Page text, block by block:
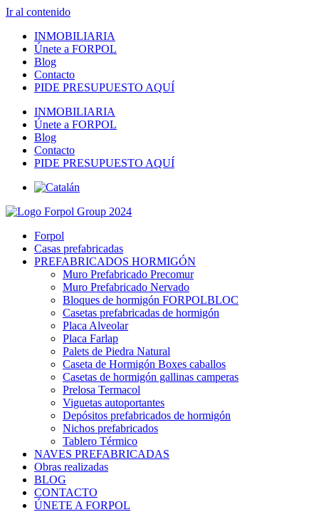
Ir al contenido
INMOBILIARIA
Únete a FORPOL
Blog
Contacto
PIDE PRESUPUESTO AQUÍ
INMOBILIARIA
Únete a FORPOL
Blog
Contacto
PIDE PRESUPUESTO AQUÍ
Forpol
Casas prefabricadas
PREFABRICADOS HORMIGÓN
Muro Prefabricado Precomur
Muro Prefabricado Nervado
Bloques de hormigón FORPOLBLOC
Casetas prefabricadas de hormigón
Placa Alveolar
Placa Farlap
Palets de Piedra Natural
Caseta de Hormigón Boxes caballos
Casetas de hormigón gallinas camperas
Prelosa Termacol
Viguetas autoportantes
Depósitos prefabricados de hormigón
Nichos prefabricados
Tablero Térmico
NAVES PREFABRICADAS
Obras realizadas
BLOG
CONTACTO
ÚNETE A FORPOL